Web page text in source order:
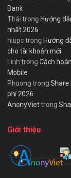
Bank
Thái trong Hướng
nhất 2026
hiupctrong Hướng
cho tài khoản mới
Linh trong Cách
Mobile
Phuong trong Share
phí 2026
AnonyViettrong
Giới thiệu